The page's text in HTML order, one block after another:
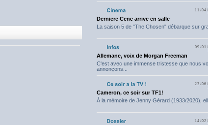
11/
Derniere Cene arrive en salle
La saison 5 de "The Chosen" débarque sur
09/
Allemane, voix de Morgan Freeman
C'est avec une immense tristesse que nous
annonçons...
23/
Cameron, ce soir sur TF1!
À la mémoire de Jenny Gérard (1933/2020),
14/